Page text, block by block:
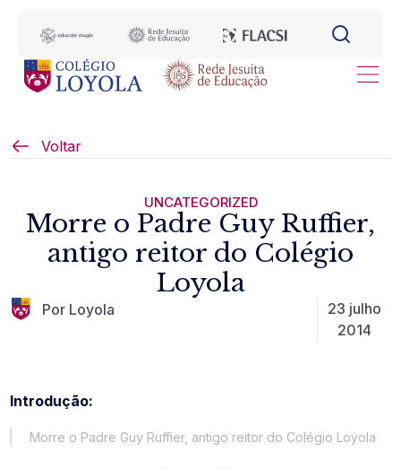
Voltar
UNCATEGORIZED
Morre o Padre Guy Ruffier,
antigo reitor do Colégio
Loyola
Por Loyola
23 julho
2014
Introdução:
Morre o Padre Guy Ruffier, antigo reitor do Colégio Loyola